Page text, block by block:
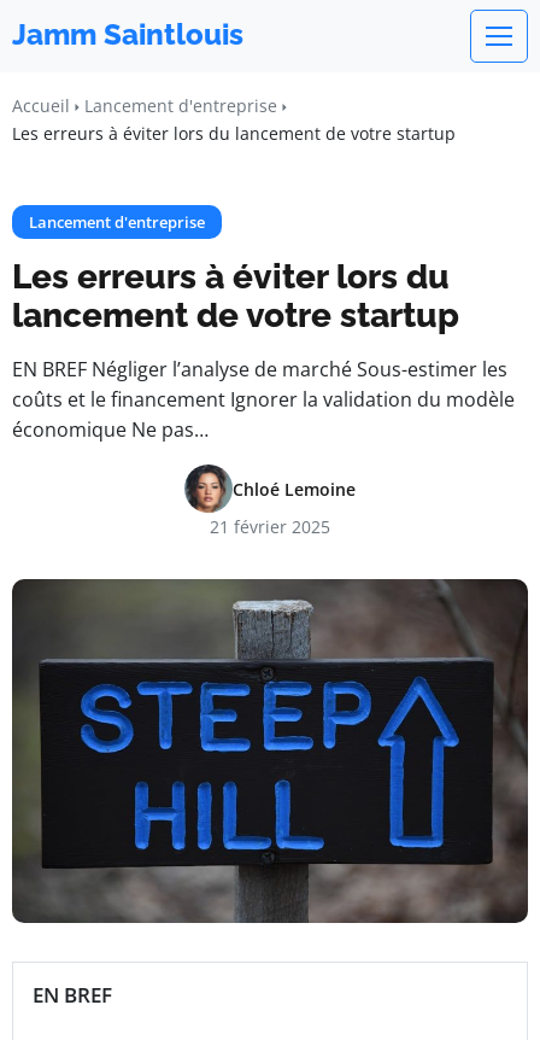
Jamm Saintlouis
Accueil
Lancement d'entreprise
Les erreurs à éviter lors du lancement de votre startup
Lancement d'entreprise
Les erreurs à éviter lors du
lancement de votre startup
EN BREF Négliger l’analyse de marché Sous-estimer les
coûts et le financement Ignorer la validation du modèle
économique Ne pas…
Chloé Lemoine
21 février 2025
EN BREF